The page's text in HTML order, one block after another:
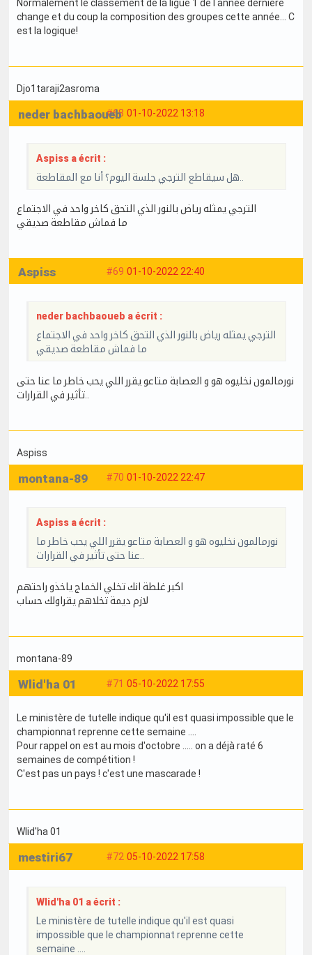
Normalement le classement de la ligue 1 de l année dernière
change et du coup la composition des groupes cette année... C
est la logique!
Djo1taraji2asroma
#68 01-10-2022 13:18
neder bachbaoueb
Aspiss a écrit :
الترجي يمثله رياض بالنور الذي التحق كاخر واحد في الاجتماع
ما فماش مقاطعة صديقي
#69 01-10-2022 22:40
Aspiss
neder bachbaoueb a écrit :
الترجي يمثله رياض بالنور الذي التحق كاخر واحد في الاجتماع
ما فماش مقاطعة صديقي
نورمالمون نخليوه هو و العصابة متاعو يقرر اللي يحب خاطر ما عنا حتى
Aspiss
#70 01-10-2022 22:47
montana-89
Aspiss a écrit :
نورمالمون نخليوه هو و العصابة متاعو يقرر اللي يحب خاطر ما
اكبر غلطة انك تخلي الخماج ياخذو راحتهم
لازم ديمة تخلاهم يقراولك حساب
montana-89
#71 05-10-2022 17:55
Wlid'ha 01
Le ministère de tutelle indique qu'il est quasi impossible que le
championnat reprenne cette semaine ....
Pour rappel on est au mois d'octobre ..... on a déjà raté 6
semaines de compétition !
C'est pas un pays ! c'est une mascarade !
Wlid'ha 01
#72 05-10-2022 17:58
mestiri67
Wlid'ha 01 a écrit :
Le ministère de tutelle indique qu'il est quasi
impossible que le championnat reprenne cette
semaine ....